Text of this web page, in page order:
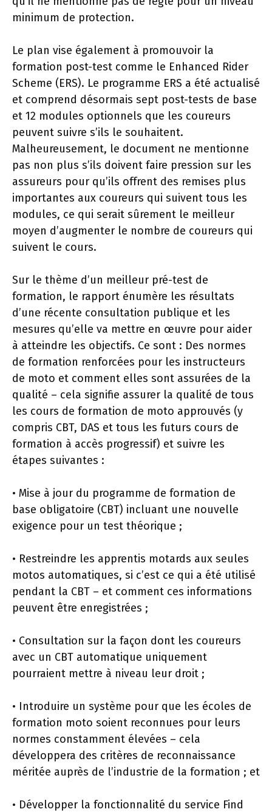
minimum de protection.
Le plan vise également à promouvoir la
formation post-test comme le Enhanced Rider
Scheme (ERS). Le programme ERS a été actualisé
et comprend désormais sept post-tests de base
et 12 modules optionnels que les coureurs
peuvent suivre s’ils le souhaitent.
Malheureusement, le document ne mentionne
pas non plus s’ils doivent faire pression sur les
assureurs pour qu’ils offrent des remises plus
importantes aux coureurs qui suivent tous les
modules, ce qui serait sûrement le meilleur
moyen d’augmenter le nombre de coureurs qui
suivent le cours.
Sur le thème d’un meilleur pré-test de
formation, le rapport énumère les résultats
d’une récente consultation publique et les
mesures qu’elle va mettre en œuvre pour aider
à atteindre les objectifs. Ce sont : Des normes
de formation renforcées pour les instructeurs
de moto et comment elles sont assurées de la
qualité – cela signifie assurer la qualité de tous
les cours de formation de moto approuvés (y
compris CBT, DAS et tous les futurs cours de
formation à accès progressif) et suivre les
étapes suivantes :
• Mise à jour du programme de formation de
base obligatoire (CBT) incluant une nouvelle
exigence pour un test théorique ;
• Restreindre les apprentis motards aux seules
motos automatiques, si c’est ce qui a été utilisé
pendant la CBT – et comment ces informations
peuvent être enregistrées ;
• Consultation sur la façon dont les coureurs
avec un CBT automatique uniquement
pourraient mettre à niveau leur droit ;
• Introduire un système pour que les écoles de
formation moto soient reconnues pour leurs
normes constamment élevées – cela
développera des critères de reconnaissance
méritée auprès de l’industrie de la formation ; et
• Développer la fonctionnalité du service Find